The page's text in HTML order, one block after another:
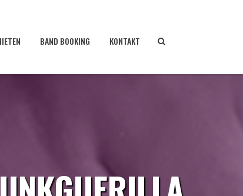
BAND BOOKING KONTAKT